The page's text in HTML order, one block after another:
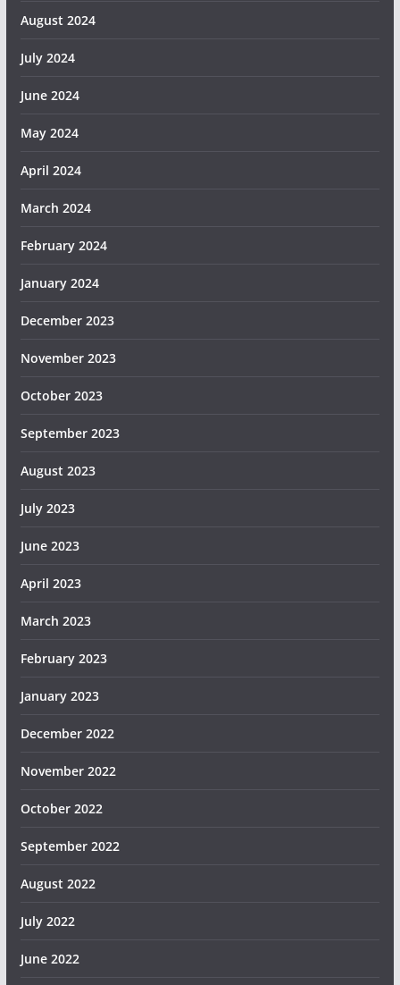
August 2024
July 2024
June 2024
May 2024
April 2024
March 2024
February 2024
January 2024
December 2023
November 2023
October 2023
September 2023
August 2023
July 2023
June 2023
April 2023
March 2023
February 2023
January 2023
December 2022
November 2022
October 2022
September 2022
August 2022
July 2022
June 2022